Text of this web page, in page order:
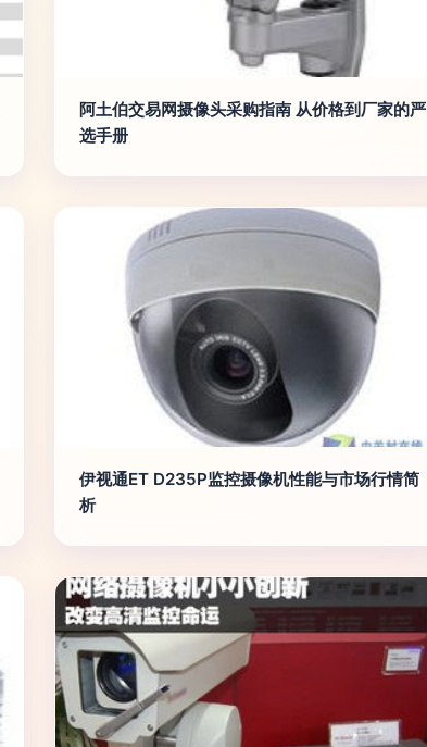
阿土伯交易网摄像头采购指南 从价格到厂家的严
选手册
伊视通ET D235P监控摄像机性能与市场行情简
析